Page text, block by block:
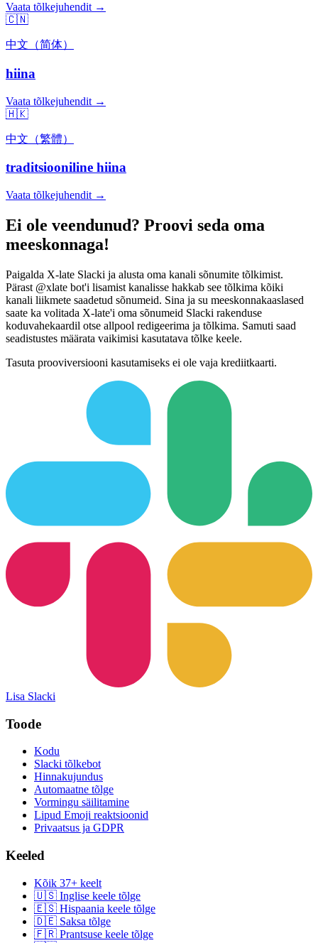
Vaata tõlkejuhendit →
🇨🇳
中文（简体）
hiina
Vaata tõlkejuhendit →
🇭🇰
中文（繁體）
traditsiooniline hiina
Vaata tõlkejuhendit →
Ei ole veendunud? Proovi seda oma
meeskonnaga!
Paigalda X-late Slacki ja alusta oma kanali sõnumite tõlkimist.
Pärast @xlate bot'i lisamist kanalisse hakkab see tõlkima kõiki
kanali liikmete saadetud sõnumeid. Sina ja su meeskonnakaaslased
saate ka volitada X-late'i oma sõnumeid Slacki rakenduse
koduvahekaardil otse allpool redigeerima ja tõlkima. Samuti saad
seadistustes määrata vaikimisi kasutatava tõlke keele.
Tasuta prooviversiooni kasutamiseks ei ole vaja krediitkaarti.
Lisa Slacki
Toode
Kodu
Slacki tõlkebot
Hinnakujundus
Automaatne tõlge
Vormingu säilitamine
Lipud Emoji reaktsioonid
Privaatsus ja GDPR
Keeled
Kõik 37+ keelt
🇺🇸 Inglise keele tõlge
🇪🇸 Hispaania keele tõlge
🇩🇪 Saksa tõlge
🇫🇷 Prantsuse keele tõlge